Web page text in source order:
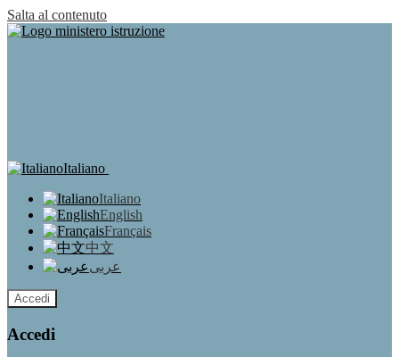
Salta al contenuto
Italiano
Italiano
English
Français
中文
عربى
Accedi
Accedi